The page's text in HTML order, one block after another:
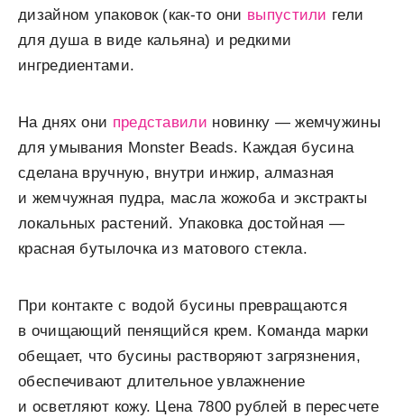
дизайном упаковок (как-то они выпустили гели
для душа в виде кальяна) и редкими
ингредиентами.
На днях они представили новинку — жемчужины
для умывания Monster Beads. Каждая бусина
сделана вручную, внутри инжир, алмазная
и жемчужная пудра, масла жожоба и экстракты
локальных растений. Упаковка достойная —
красная бутылочка из матового стекла.
При контакте с водой бусины превращаются
в очищающий пенящийся крем. Команда марки
обещает, что бусины растворяют загрязнения,
обеспечивают длительное увлажнение
и осветляют кожу. Цена 7800 рублей в пересчете